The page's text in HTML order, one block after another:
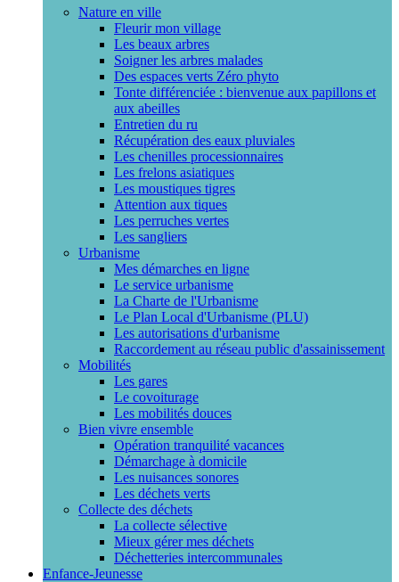
Nature en ville
Fleurir mon village
Les beaux arbres
Soigner les arbres malades
Des espaces verts Zéro phyto
Tonte différenciée : bienvenue aux papillons et
aux abeilles
Entretien du ru
Récupération des eaux pluviales
Les chenilles processionnaires
Les frelons asiatiques
Les moustiques tigres
Attention aux tiques
Les perruches vertes
Les sangliers
Urbanisme
Mes démarches en ligne
Le service urbanisme
La Charte de l'Urbanisme
Le Plan Local d'Urbanisme (PLU)
Les autorisations d'urbanisme
Raccordement au réseau public d'assainissement
Mobilités
Les gares
Le covoiturage
Les mobilités douces
Bien vivre ensemble
Opération tranquilité vacances
Démarchage à domicile
Les nuisances sonores
Les déchets verts
Collecte des déchets
La collecte sélective
Mieux gérer mes déchets
Déchetteries intercommunales
Enfance-Jeunesse